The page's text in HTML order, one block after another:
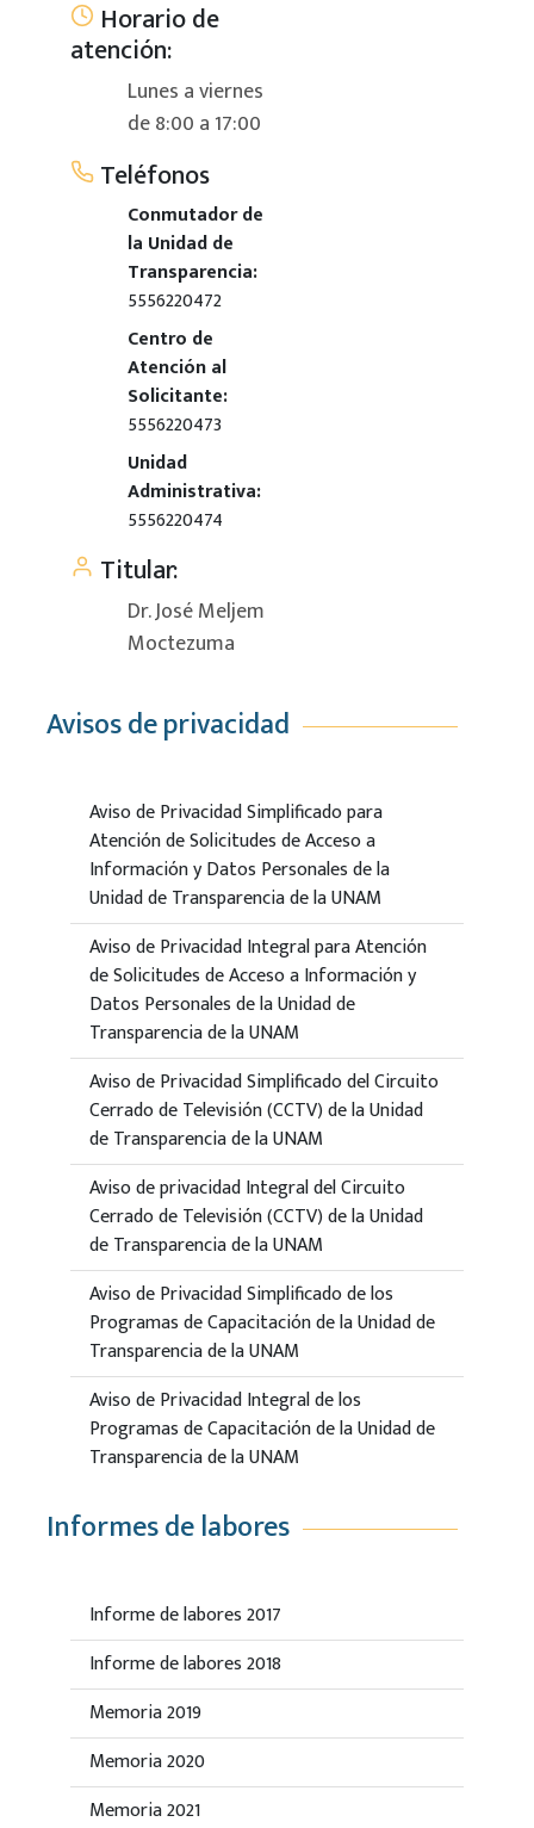
Horario de
atención:
Lunes a viernes
de 8:00 a 17:00
Teléfonos
Conmutador de
la Unidad de
Transparencia:
5556220472
Centro de
Atención al
Solicitante:
5556220473
Unidad
Administrativa:
5556220474
Titular:
Dr. José Meljem
Moctezuma
Avisos de privacidad
Aviso de Privacidad Simplificado para
Atención de Solicitudes de Acceso a
Información y Datos Personales de la
Unidad de Transparencia de la UNAM
Aviso de Privacidad Integral para Atención
de Solicitudes de Acceso a Información y
Datos Personales de la Unidad de
Transparencia de la UNAM
Aviso de Privacidad Simplificado del Circuito
Cerrado de Televisión (CCTV) de la Unidad
de Transparencia de la UNAM
Aviso de privacidad Integral del Circuito
Cerrado de Televisión (CCTV) de la Unidad
de Transparencia de la UNAM
Aviso de Privacidad Simplificado de los
Programas de Capacitación de la Unidad de
Transparencia de la UNAM
Aviso de Privacidad Integral de los
Programas de Capacitación de la Unidad de
Transparencia de la UNAM
Informes de labores
Informe de labores 2017
Informe de labores 2018
Memoria 2019
Memoria 2020
Memoria 2021